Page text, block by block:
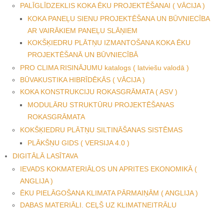
PALĪGLĪDZEKLIS KOKA ĒKU PROJEKTĒŠANAI ( VĀCIJA )
KOKA PANEĻU SIENU PROJEKTĒŠANA UN BŪVNIECĪBA
AR VAIRĀKIEM PANEĻU SLĀŅIEM
KOKŠĶIEDRU PLĀTŅU IZMANTOŠANA KOKA ĒKU
PROJEKTĒŠANĀ UN BŪVNIECĪBĀ
PRO CLIMA RISINĀJUMU katalogs ( latviešu valodā )
BŪVAKUSTIKA HIBRĪDĒKĀS ( VĀCIJA )
KOKA KONSTRUKCIJU ROKASGRĀMATA ( ASV )
MODULĀRU STRUKTŪRU PROJEKTĒŠANAS
ROKASGRĀMATA
KOKŠĶIEDRU PLĀTŅU SILTINĀŠANAS SISTĒMAS
PLĀKŠŅU GIDS ( VERSIJA 4.0 )
DIGITĀLĀ LASĪTAVA
IEVADS KOKMATERIĀLOS UN APRITES EKONOMIKĀ (
ANGLIJA )
ĒKU PIELĀGOŠANA KLIMATA PĀRMAIŅĀM ( ANGLIJA )
DABAS MATERIĀLI. CEĻŠ UZ KLIMATNEITRĀLU